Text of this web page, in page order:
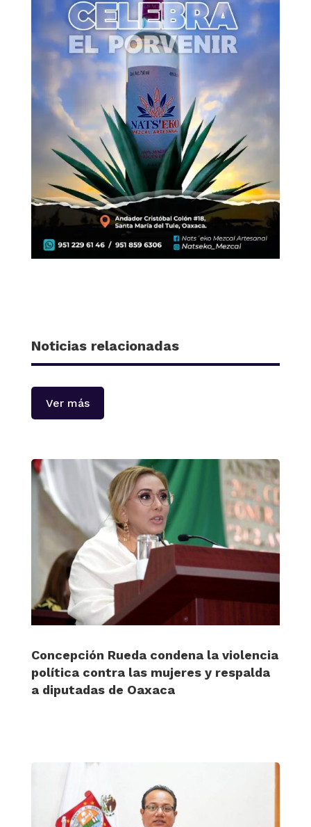
Noticias relacionadas
Ver más
Concepción Rueda condena la violencia
política contra las mujeres y respalda
a diputadas de Oaxaca